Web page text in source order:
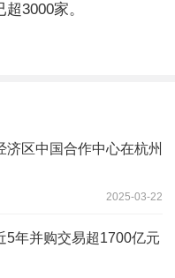
3000家。
济区中国合作中心在杭州
2025-03-22
5年并购交易超1700亿元